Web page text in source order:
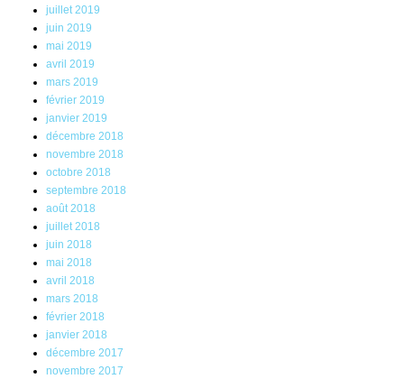
juillet 2019
juin 2019
mai 2019
avril 2019
mars 2019
février 2019
janvier 2019
décembre 2018
novembre 2018
octobre 2018
septembre 2018
août 2018
juillet 2018
juin 2018
mai 2018
avril 2018
mars 2018
février 2018
janvier 2018
décembre 2017
novembre 2017